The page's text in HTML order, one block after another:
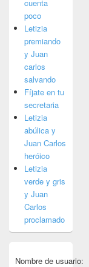
cuenta
poco
Letizia
premiando
y Juan
carlos
salvando
Fíjate en tu
secretaria
Letizia
abúlica y
Juan Carlos
heróico
Letizia
verde y gris
y Juan
Carlos
proclamado
Nombre de usuario: